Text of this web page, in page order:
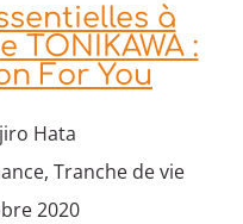
à
TONIKAWA :
For You
Hata
Tranche de vie
2020